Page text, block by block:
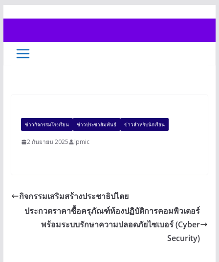
ข่าวกิจกรรมโรงเรียน ข่าวประชาสัมพันธ์ ข่าวสำหรับนักเรียน
2 กันยายน 2025 lpmic
กิจกรรมเสริมสร้างประชาธิปไตย
ประกวดราคาซื้อครุภัณฑ์ห้องปฏิบัติการคอมพิวเตอร์
พร้อมระบบรักษาความปลอดภัยไซเบอร์ (Cyber
Security)